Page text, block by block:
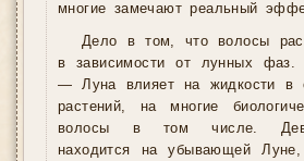
многие замечают реальный
Дело в том, что волосы
в зависимости от лунных
— Луна влияет на жидкости в
растений, на многие
волосы в том числе.
находится на убывающей